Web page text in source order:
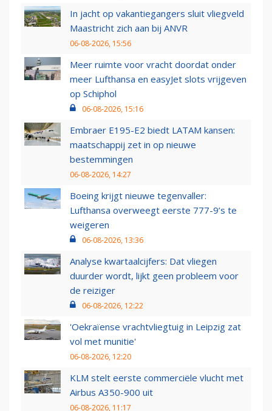
In jacht op vakantiegangers sluit vliegveld
Maastricht zich aan bij ANVR
06-08-2026, 15:56
Meer ruimte voor vracht doordat onder
meer Lufthansa en easyJet slots vrijgeven
op Schiphol
06-08-2026, 15:16
Embraer E195-E2 biedt LATAM kansen:
maatschappij zet in op nieuwe
bestemmingen
06-08-2026, 14:27
Boeing krijgt nieuwe tegenvaller:
Lufthansa overweegt eerste 777-9’s te
weigeren
06-08-2026, 13:36
Analyse kwartaalcijfers: Dat vliegen
duurder wordt, lijkt geen probleem voor
de reiziger
06-08-2026, 12:22
'Oekraïense vrachtvliegtuig in Leipzig zat
vol met munitie'
06-08-2026, 12:20
KLM stelt eerste commerciële vlucht met
Airbus A350-900 uit
06-08-2026, 11:17